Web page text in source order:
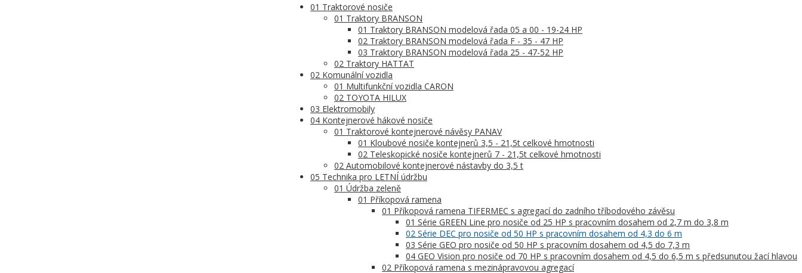
01 Traktorové nosiče
01 Traktory BRANSON
01 Traktory BRANSON modelová řada 05 a 00 - 19-24 HP
02 Traktory BRANSON modelová řada F - 35 - 47 HP
03 Traktory BRANSON modelová řada 25 - 47-52 HP
02 Traktory HATTAT
02 Komunální vozidla
01 Multifunkční vozidla CARON
02 TOYOTA HILUX
03 Elektromobily
04 Kontejnerové hákové nosiče
01 Traktorové kontejnerové návěsy PANAV
01 Kloubové nosiče kontejnerů 3,5 - 21,5t celkové hmotnosti
02 Teleskopické nosiče kontejnerů 7 - 21,5t celkové hmotnosti
02 Automobilové kontejnerové nástavby do 3,5 t
05 Technika pro LETNÍ údržbu
01 Údržba zeleně
01 Příkopová ramena
01 Příkopová ramena TIFERMEC s agregací do zadního tříbodového závěsu
01 Série GREEN Line pro nosiče od 25 HP s pracovním dosahem od 2,7 m do 3,8 m
02 Série DEC pro nosiče od 50 HP s pracovním dosahem od 4,3 do 6 m
03 Série GEO pro nosiče od 50 HP s pracovním dosahem od 4,5 do 7,3 m
04 GEO Vision pro nosiče od 70 HP s pracovním dosahem od 4,5 do 6,5 m s předsunutou žací hlavou
02 Příkopová ramena s mezinápravovou agregací